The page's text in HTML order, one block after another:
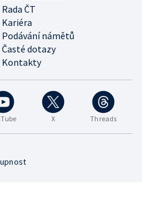
Rada ČT
Kariéra
Podávání námětů
Časté dotazy
Kontakty
X Threads